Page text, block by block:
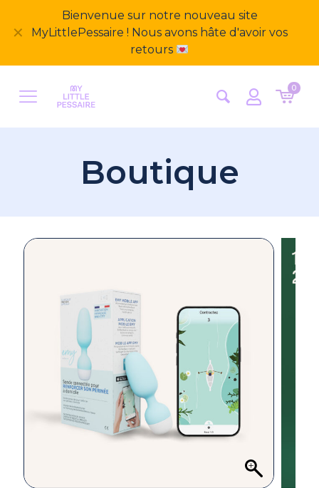
Bienvenue sur notre nouveau site
MyLittlePessaire ! Nous avons hâte d'avoir vos
retours
✕
0
Boutique